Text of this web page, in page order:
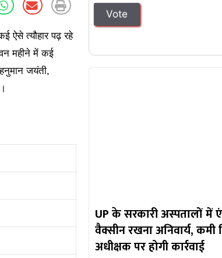
ऐसे त्यौहार पढ़ रहे
महीने में कई
हनुमान जयंती,
UP के सरकारी अस्पतालों में
वैक्सीन रखना अनिवार्य,
अधीक्षक पर होगी कार्रवाई